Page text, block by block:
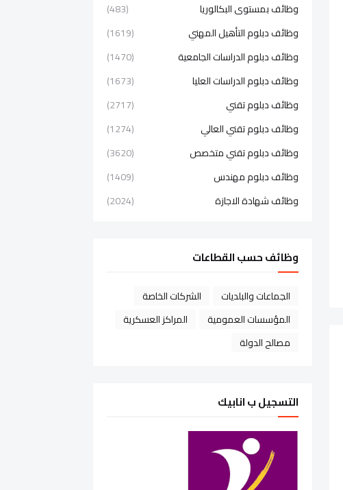
وظائف بمستوى البكالوريا
(483)
وظائف دبلوم التأهيل المهني
(1619)
وظائف دبلوم الدراسات الجامعية
(1470)
وظائف دبلوم الدراسات العليا
(1673)
وظائف دبلوم تقني
(2717)
وظائف دبلوم تقني العالي
(1274)
وظائف دبلوم تقني متخصص
(3620)
وظائف دبلوم مهندس
(1409)
وظائف شهادة الاجازة
(2024)
وظائف حسب القطاعات
الجماعات والبلديات
الشركات الخاصة
المؤسسات العمومية
المراكز العسكرية
مصالح الدولة
التسجيل ب انابيك